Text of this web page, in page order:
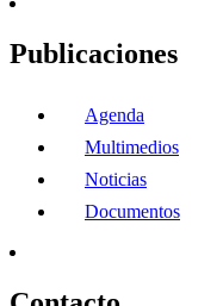
Publicaciones
Agenda
Multimedios
Noticias
Documentos